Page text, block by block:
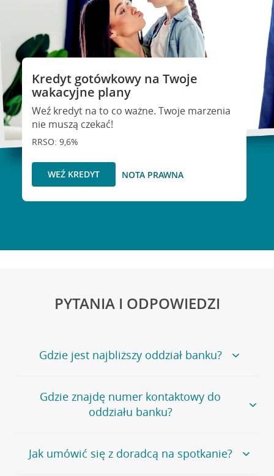
Kredyt gotówkowy na Twoje
wakacyjne plany
Weź kredyt na to co ważne. Twoje marzenia
nie muszą czekać!
RRSO: 9,6%
WEŹ KREDYT NOTA PRAWNA
PYTANIA I ODPOWIEDZI
Gdzie jest najbliższy oddział banku?
Jeśli szukasz oddziału naszego banku, zapraszamy na
stronęPlacówki i bankomaty, na której znajduje się
wygodna wyszukiwarka.
oddziałów
Gdzie znajdę numer kontaktowy do
oddziału banku?
Bank Credit Agricole nie udostępnia ogólnego numeru
telefonu do placówki bankowej.
Jak umówić się z doradcą na spotkanie?